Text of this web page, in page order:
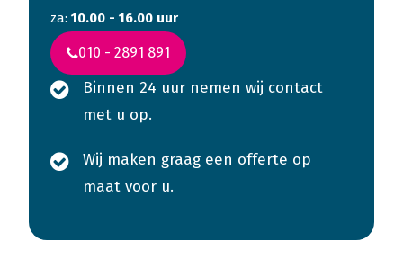
za: 10.00 - 16.00 uur
010 - 2891 891
Binnen 24 uur nemen wij contact
met u op.
Wij maken graag een offerte op
maat voor u.